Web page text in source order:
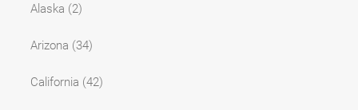
Alaska (2)
Arizona (34)
California (42)